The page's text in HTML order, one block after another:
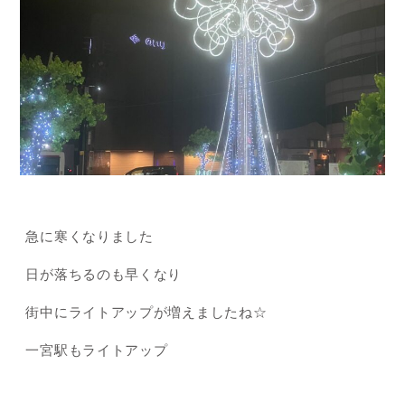
急に寒くなりました
日が落ちるのも早くなり
街中にライトアップが増えましたね☆
一宮駅もライトアップ